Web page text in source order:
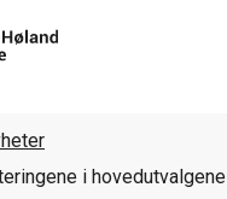
i hovedutvalgene